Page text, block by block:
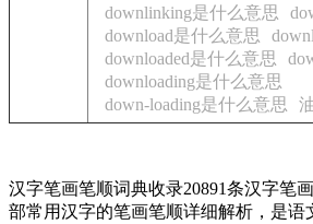
downlinking是什么意思
download是什么意思
downloaded是什么意思
downloading是什么意思
down-loading是什么意思
汉字笔画笔顺词典收录20891条汉字笔
部常用汉字的笔画笔顺详细解析，是语